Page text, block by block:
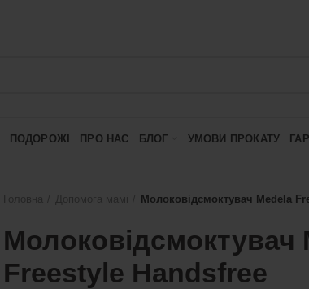
ПОДОРОЖІ ПРО НАС БЛОГ УМОВИ ПРОКАТУ
Молоковідсмоктувач Medela
Молоковідсмоктувач
Freestyle Handsfree